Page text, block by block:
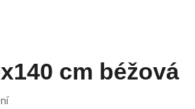
cm béžová